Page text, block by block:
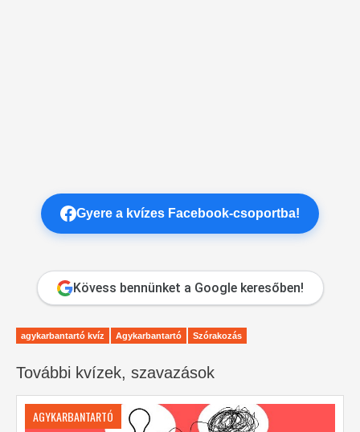
Gyere a kvízes Facebook-csoportba!
Kövess bennünket a Google keresőben!
agykarbantartó kvíz Agykarbantartó Szórakozás
További kvízek, szavazások
AGYKARBANTARTÓ